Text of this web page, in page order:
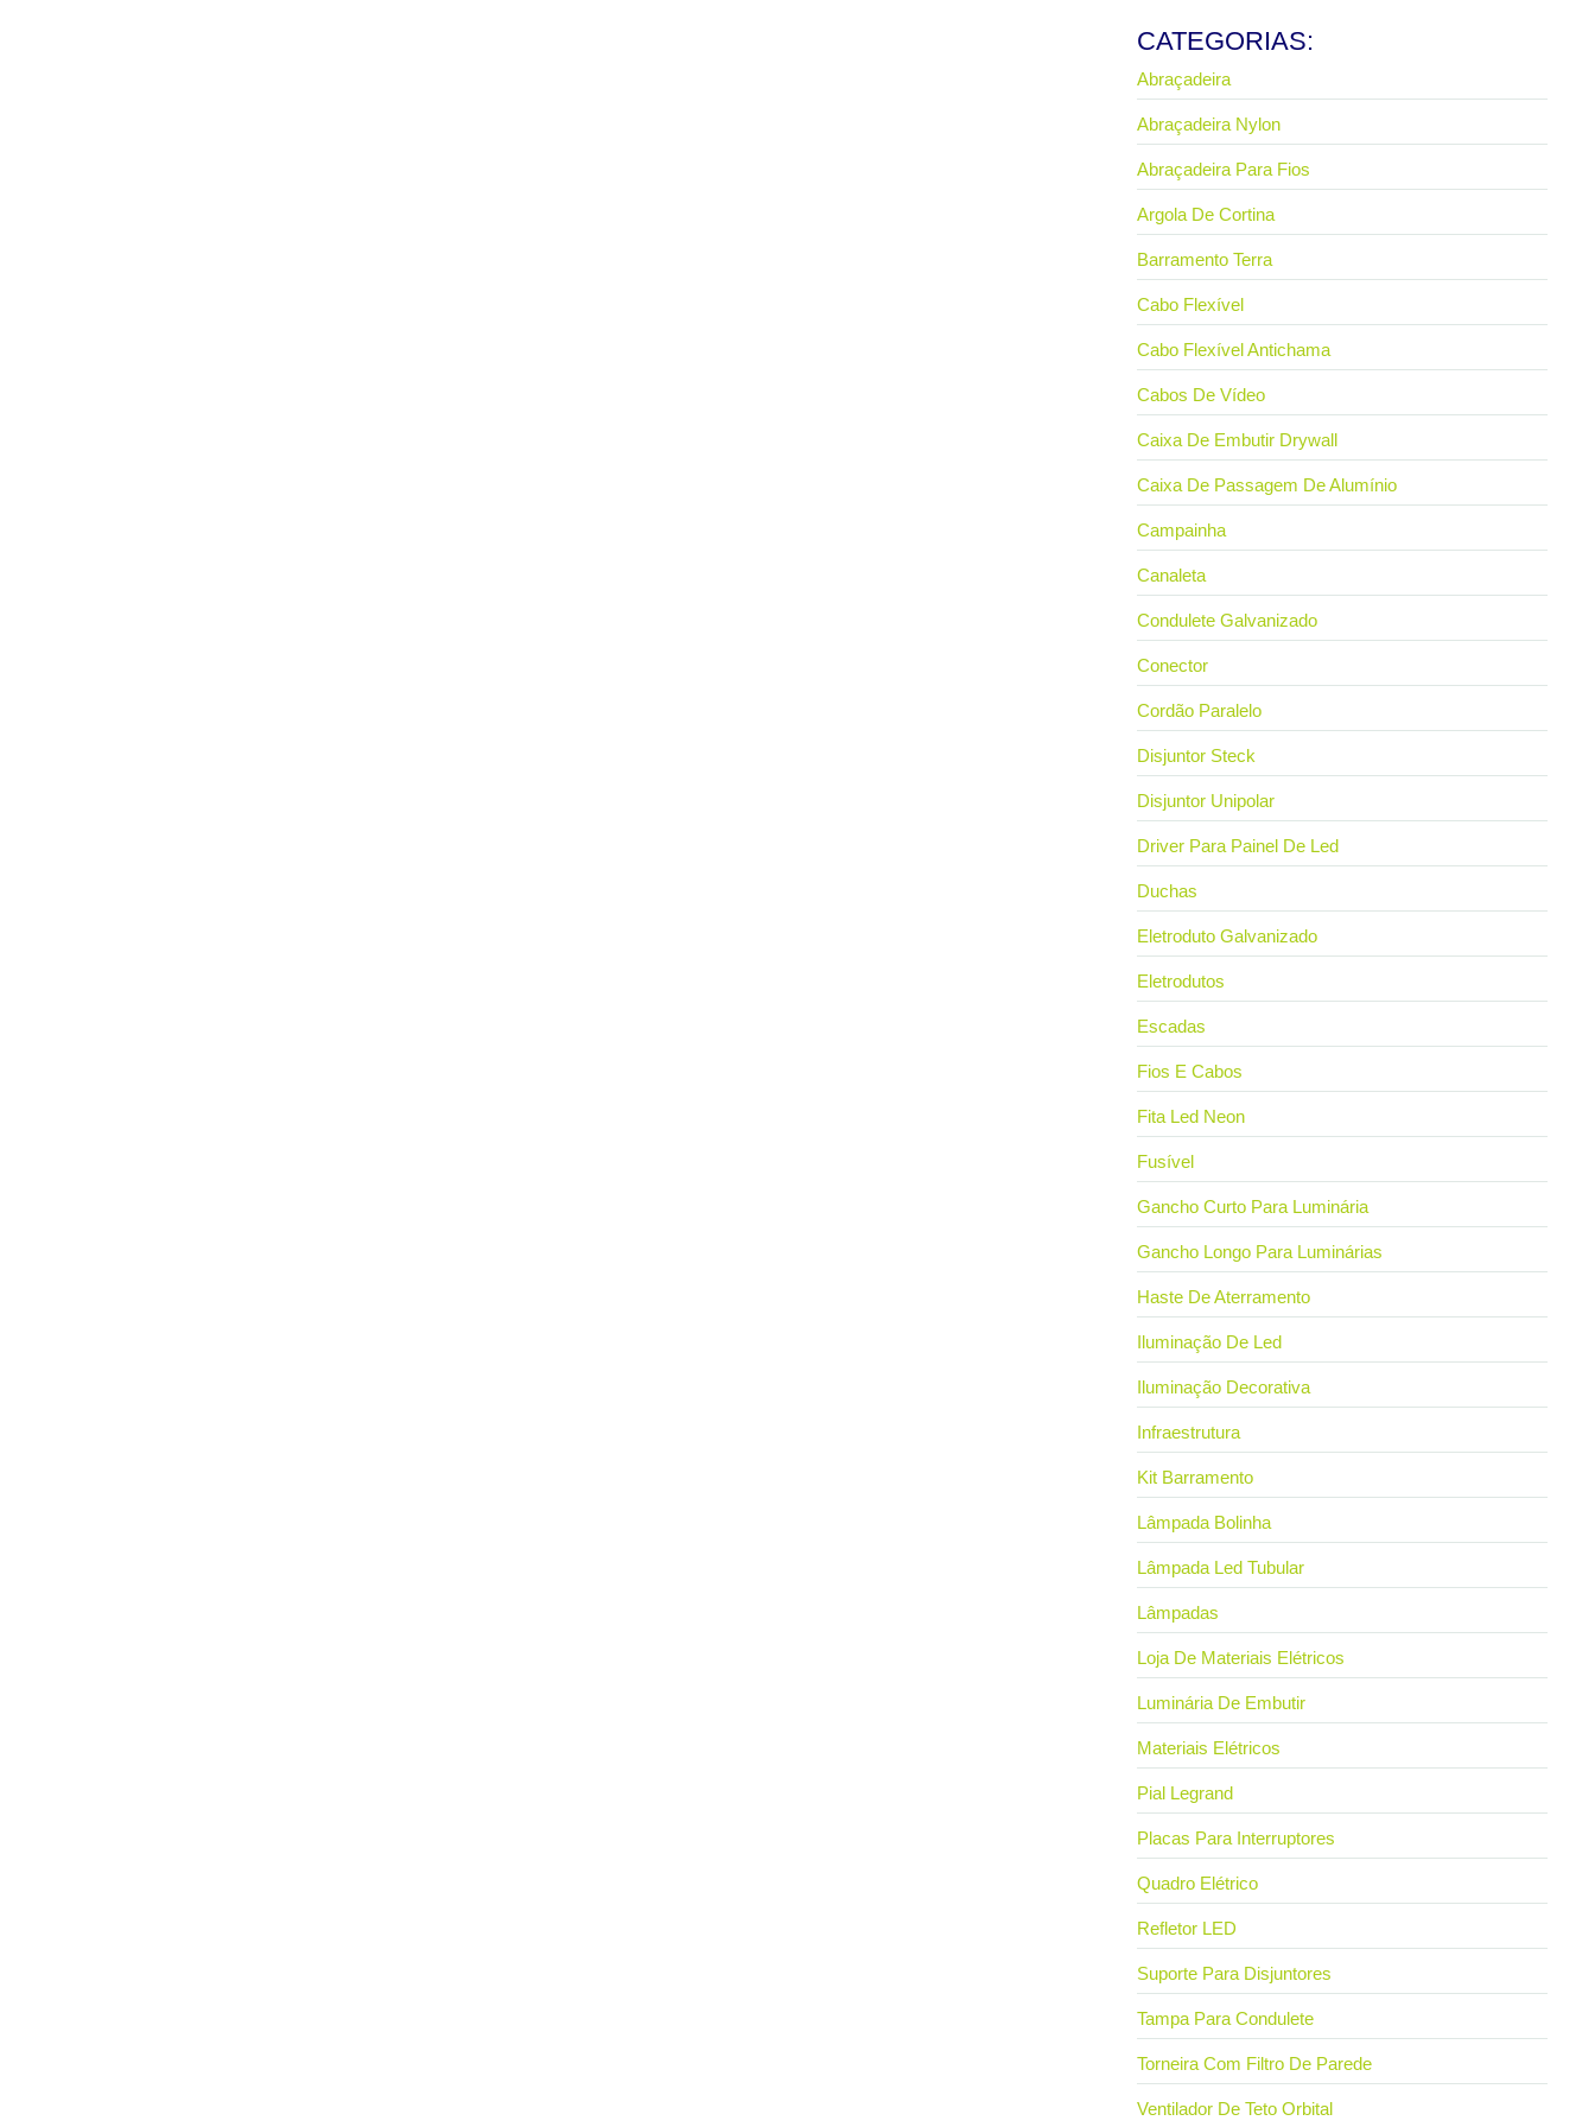
CATEGORIAS:
Abraçadeira
Abraçadeira Nylon
Abraçadeira Para Fios
Argola De Cortina
Barramento Terra
Cabo Flexível
Cabo Flexível Antichama
Cabos De Vídeo
Caixa De Embutir Drywall
Caixa De Passagem De Alumínio
Campainha
Canaleta
Condulete Galvanizado
Conector
Cordão Paralelo
Disjuntor Steck
Disjuntor Unipolar
Driver Para Painel De Led
Duchas
Eletroduto Galvanizado
Eletrodutos
Escadas
Fios E Cabos
Fita Led Neon
Fusível
Gancho Curto Para Luminária
Gancho Longo Para Luminárias
Haste De Aterramento
Iluminação De Led
Iluminação Decorativa
Infraestrutura
Kit Barramento
Lâmpada Bolinha
Lâmpada Led Tubular
Lâmpadas
Loja De Materiais Elétricos
Luminária De Embutir
Materiais Elétricos
Pial Legrand
Placas Para Interruptores
Quadro Elétrico
Refletor LED
Suporte Para Disjuntores
Tampa Para Condulete
Torneira Com Filtro De Parede
Ventilador De Teto Orbital